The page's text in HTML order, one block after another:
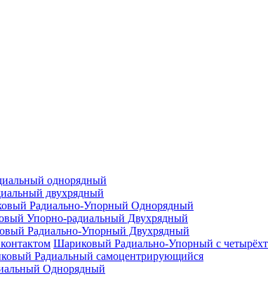
однорядный
двухрядный
Радиально-Упорный Однорядный
Упорно-радиальный Двухрядный
Радиально-Упорный Двухрядный
Шариковый Радиально-Упорный с
Радиальный самоцентрирующийся
Однорядный